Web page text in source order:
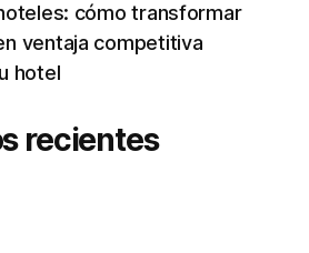
cómo transformar
ventaja competitiva
hotel
recientes